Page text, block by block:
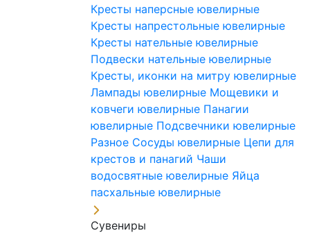
Кресты наперсные ювелирные
Кресты напрестольные ювелирные
Кресты нательные ювелирные
Подвески нательные ювелирные
Кресты, иконки на митру ювелирные
Лампады ювелирные Мощевики и
ковчеги ювелирные Панагии
ювелирные Подсвечники ювелирные
Разное Сосуды ювелирные Цепи для
крестов и панагий Чаши
водосвятные ювелирные Яйца
пасхальные ювелирные
Сувениры